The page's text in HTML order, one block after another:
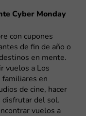
Cyber Monday
con cupones
de fin de año o
en mente.
vuelos a Los
familiares en
de cine, hacer
disfrutar del sol.
vuelos a